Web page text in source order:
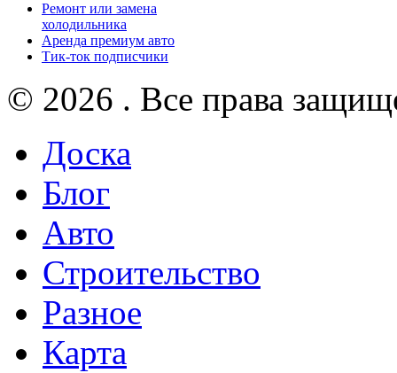
Ремонт или замена
холодильника
Аренда премиум авто
Тик-ток подписчики
© 2026 . Все права
Доска
Блог
Авто
Строительство
Разное
Карта